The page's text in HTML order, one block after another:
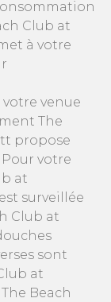
Club at
à votre
venue
The
propose
votre
at
surveillée
Club at
sont
at
Beach